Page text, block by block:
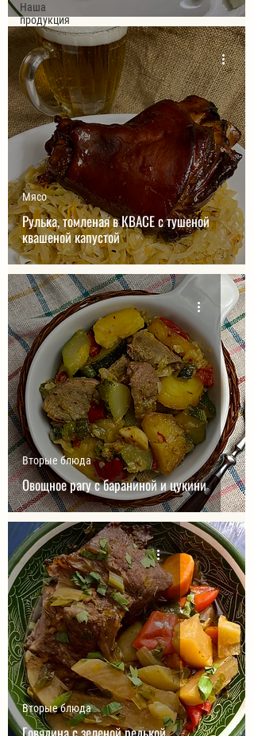
Наша
продукция
Рулька, томленая в КВАСЕ с тушеной
квашеной капустой
Мясо
Овощное рагу с бараниной и цукини
Вторые блюда
Вторые блюда